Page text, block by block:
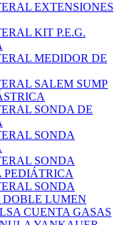
EXTENSIONES
KIT P.E.G.
MEDIDOR DE
SALEM SUMP
SONDA DE
SONDA
SONDA
PEDIÁTRICA
SONDA
LUMEN
CUENTA GASAS